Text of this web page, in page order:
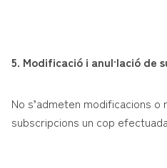
5. Modificació i anul·lació de
No s’admeten modificacions o
subscripcions un cop